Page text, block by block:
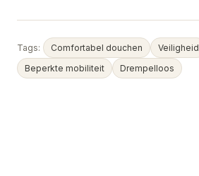
Tags: Comfortabel douchen
Veiligheid
Beperkte mobiliteit
Drempelloos